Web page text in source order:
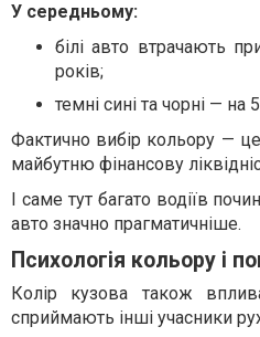
У середньому:
білі авто втрачають
років;
темні сині та чорні — на
Фактично вибір кольору —
майбутню фінансову
І саме тут багато водіїв
авто значно прагматичніше.
Психологія кольору і
Колір кузова також
сприймають інші учасники